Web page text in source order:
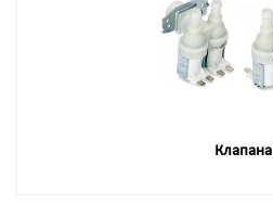
Клапана